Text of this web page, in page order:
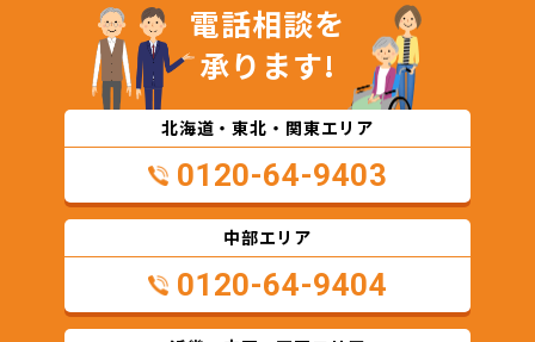
電話相談を
承ります!
北海道・東北・関東エリア
0120-64-9403
中部エリア
0120-64-9404